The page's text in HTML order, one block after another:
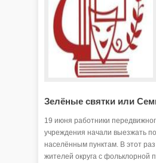
Зелёные святки или
19 июня работники
учреждения начали выезжать
населённым пунктам. В этот
жителей округа с фольклорной